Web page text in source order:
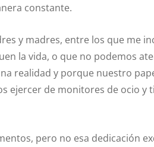
constante.
y madres, entre los que me
la vida, o que no podemos
realidad y porque nuestro
ejercer de monitores de ocio y
pero no esa dedicación